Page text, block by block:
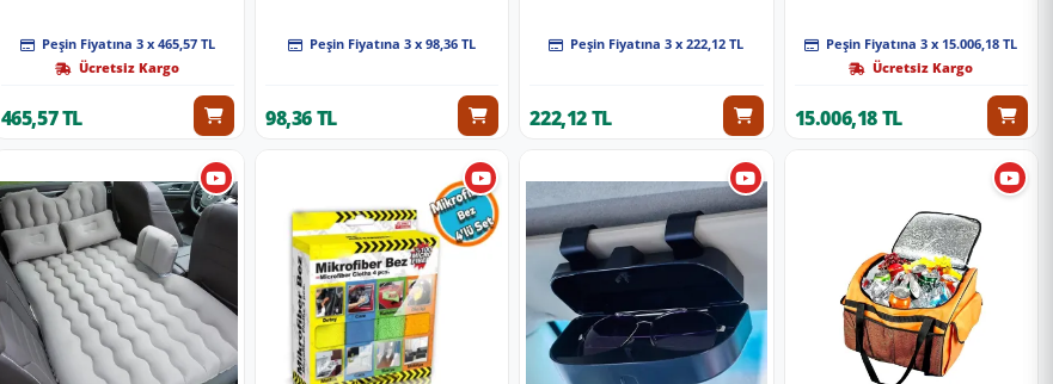
Peşin Fiyatına 3 x 465,57 TL
Ücretsiz Kargo
465,57 TL
Peşin Fiyatına 3 x 98,36 TL
98,36 TL
Peşin Fiyatına 3 x 222,12 TL
222,12 TL
Peşin Fiyatına 3 x 15.006,18 TL
Ücretsiz Kargo
15.006,18 TL